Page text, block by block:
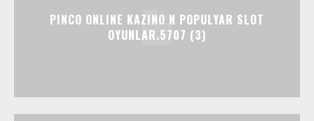
PINCO ONLINE KAZINO N POPULYAR SLOT
OYUNLAR.5707 (3)